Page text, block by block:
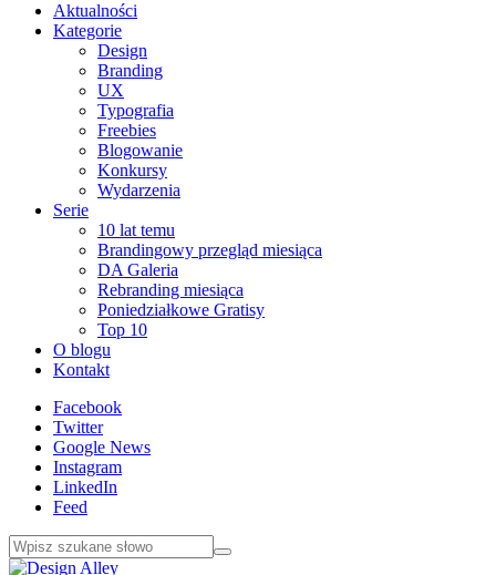
Aktualności
Kategorie
Design
Branding
UX
Typografia
Freebies
Blogowanie
Konkursy
Wydarzenia
Serie
10 lat temu
Brandingowy przegląd miesiąca
DA Galeria
Rebranding miesiąca
Poniedziałkowe Gratisy
Top 10
O blogu
Kontakt
Facebook
Twitter
Google News
Instagram
LinkedIn
Feed